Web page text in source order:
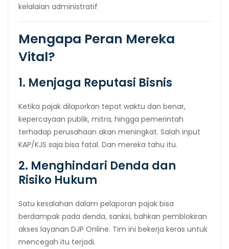
kelalaian administratif
Mengapa Peran Mereka
Vital?
1. Menjaga Reputasi Bisnis
Ketika pajak dilaporkan tepat waktu dan benar,
kepercayaan publik, mitra, hingga pemerintah
terhadap perusahaan akan meningkat. Salah input
KAP/KJS saja bisa fatal. Dan mereka tahu itu.
2. Menghindari Denda dan
Risiko Hukum
Satu kesalahan dalam pelaporan pajak bisa
berdampak pada denda, sanksi, bahkan pemblokiran
akses layanan DJP Online. Tim ini bekerja keras untuk
mencegah itu terjadi.